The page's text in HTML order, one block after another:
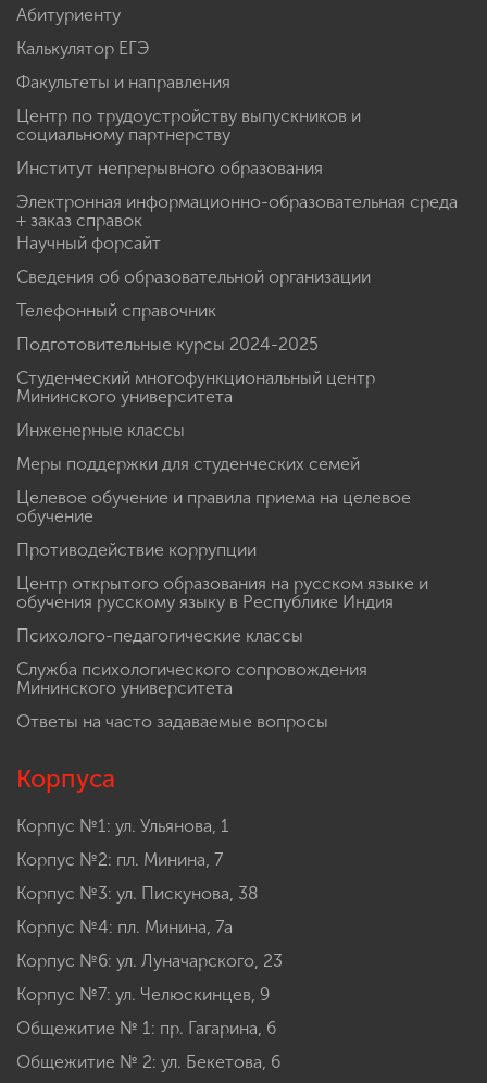
Абитуриенту
Калькулятор ЕГЭ
Факультеты и направления
Центр по трудоустройству выпускников и
социальному партнерству
Институт непрерывного образования
Электронная информационно-образовательная среда
+ заказ справок
Научный форсайт
Сведения об образовательной организации
Телефонный справочник
Подготовительные курсы 2024-2025
Студенческий многофункциональный центр
Мининского университета
Инженерные классы
Меры поддержки для студенческих семей
Целевое обучение и правила приема на целевое
обучение
Противодействие коррупции
Центр открытого образования на русском языке и
обучения русскому языку в Республике Индия
Психолого-педагогические классы
Служба психологического сопровождения
Мининского университета
Ответы на часто задаваемые вопросы
Корпуса
Корпус №1: ул. Ульянова, 1
Корпус №2: пл. Минина, 7
Корпус №3: ул. Пискунова, 38
Корпус №4: пл. Минина, 7а
Корпус №6: ул. Луначарского, 23
Корпус №7: ул. Челюскинцев, 9
Общежитие № 1: пр. Гагарина, 6
Общежитие № 2: ул. Бекетова, 6